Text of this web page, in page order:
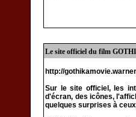
Le site officiel du film
http://
Sur le site officiel, les
d'écran, des icônes,
quelques surprises à